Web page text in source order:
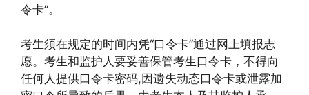
令卡”。
考生须在规定的时间内凭“口令卡”通过网上填报志
愿。考生和监护人要妥善保管考生口令卡，不得向
任何人提供口令卡密码,因遗失动态口令卡或泄露加